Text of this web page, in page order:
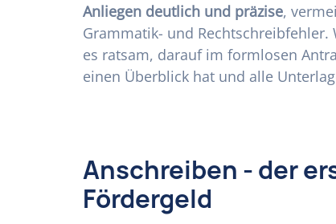
Anliegen deutlich und präzise,
Grammatik- und
es ratsam, darauf im formlosen
einen Überblick hat und alle
Anschreiben - der
Fördergeld